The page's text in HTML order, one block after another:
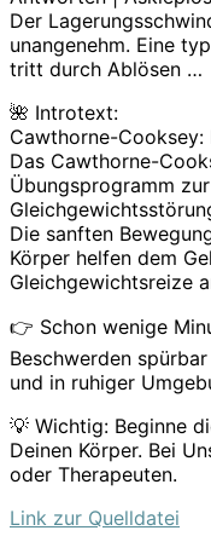
Der
unangenehm. Eine
tritt durch Ablösen …
🌺 Introtext:
Cawthorne-Cooksey:
Das Cawthorne-
Übungsprogramm
Die sanften
Körper helfen dem
Gleichgewichtsreize
👉 Schon wenige
Beschwerden
und in ruhiger
💡 Wichtig: Beginne
Deinen Körper. Bei
oder Therapeuten.
Link zur Quelldatei